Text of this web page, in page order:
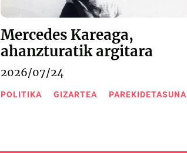
Mercedes Kareaga,
ahanzturatik argitara
2026/07/24
POLITIKA GIZARTEA PAREKIDETASUNA